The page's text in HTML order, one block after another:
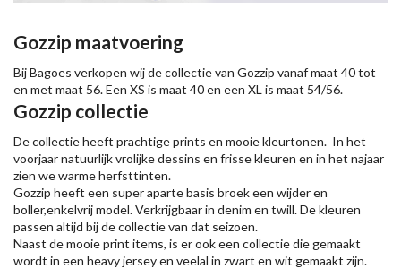
Gozzip maatvoering
Bij Bagoes verkopen wij de collectie van Gozzip vanaf maat 40 tot
en met maat 56. Een XS is maat 40 en een XL is maat 54/56.
Gozzip collectie
De collectie heeft prachtige prints en mooie kleurtonen. In het
voorjaar natuurlijk vrolijke dessins en frisse kleuren en in het najaar
zien we warme herfsttinten.
Gozzip heeft een super aparte basis broek een wijder en
boller,enkelvrij model. Verkrijgbaar in denim en twill. De kleuren
passen altijd bij de collectie van dat seizoen.
Naast de mooie print items, is er ook een collectie die gemaakt
wordt in een heavy jersey en veelal in zwart en wit gemaakt zijn.